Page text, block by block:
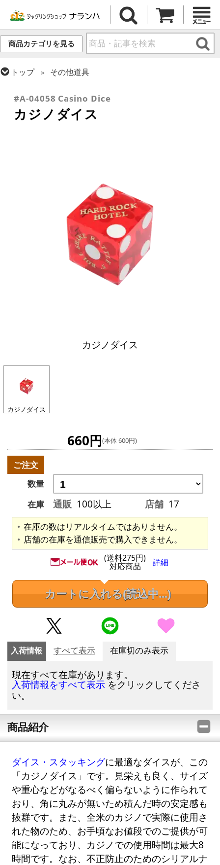
商品カテゴリを見る
トップ
その他道具
#A-04058 Casino Dice
カジノダイス
カジノダイス
カジノダイス
660円(本体 600円)
ご注文
数量
在庫
通販 100以上 店舗 17
在庫の数はリアルタイムではありません。
店舗の在庫を通信販売で購入できません。
(送料275円)
対応商品 詳細
カートに入れる(読込中...)
入荷情報 すべて表示 在庫切のみ表示
現在すべて在庫があります。
入荷情報をすべて表示 をクリックしてくださ
い。
商品紹介
ダイス・スタッキングに最適なダイスが、この
「カジノダイス」です。見栄えも良く、サイズ
や重心などがなるべく偏らないように作られて
おり、角に丸みが無いため積んだ時の安定感も
抜群です。また、全米のカジノで実際に使用さ
れた物のため、お手頃なお値段でのご提供が可
能になっており、カジノでの使用時間は最大8
時間です。なお、不正防止のためのシリアルナ